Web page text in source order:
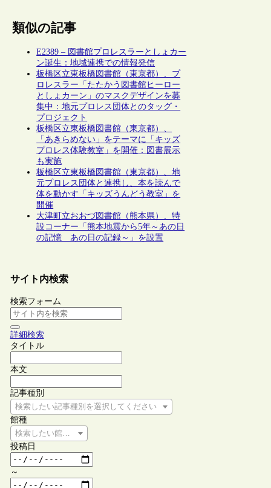
類似の記事
E2389 – 図書館プロレスラーとしょカー
ン誕生：地域連携での情報発信
板橋区立東板橋図書館（東京都）、プ
ロレスラー「たたかう図書館ヒーロー
としょカーン」のマスクデザインを募
集中：地元プロレス団体とのタッグ・
プロジェクト
板橋区立東板橋図書館（東京都）、
「あきらめない」をテーマに「キッズ
プロレス体験教室」を開催：図書展示
も実施
板橋区立東板橋図書館（東京都）、地
元プロレス団体と連携し、本を読んで
体を動かす「キッズうんどう教室」を
開催
大津町立おおづ図書館（熊本県）、特
設コーナー「熊本地震から5年～あの日
の記憶 あの日の記録～」を設置
サイト内検索
検索フォーム
詳細検索
タイトル
本文
記事種別
検索したい記事種別を選択してください
館種
検索したい館種を選択してください
投稿日
～